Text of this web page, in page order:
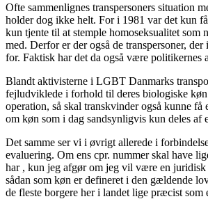
Ofte sammenlignes transpersoners situation
holder dog ikke helt. For i 1981 var det kun
kun tjente til at stemple homoseksualitet
med. Derfor er der også de transpersoner,
for. Faktisk har det da også være politikernes
Blandt aktivisterne i LGBT Danmarks
fejludviklede i forhold til deres biologiske
operation, så skal transkvinder også kunne
om køn som i dag sandsynligvis kun deles
Det samme ser vi i øvrigt allerede i
evaluering. Om ens cpr. nummer skal have
har , kun jeg afgør om jeg vil være en juridisk
sådan som køn er defineret i den gældende
de fleste borgere her i landet lige præcist